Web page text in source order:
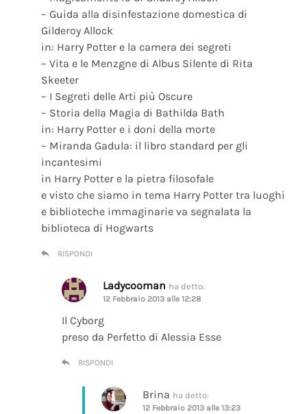
– Guida alla disinfestazione domestica di
Gilderoy Allock
in: Harry Potter e la camera dei segreti
– Vita e le Menzgne di Albus Silente di Rita
Skeeter
– I Segreti delle Arti più Oscure
– Storia della Magia di Bathilda Bath
in: Harry Potter e i doni della morte
– Miranda Gadula: il libro standard per gli
incantesimi
in Harry Potter e la pietra filosofale
e visto che siamo in tema Harry Potter tra luoghi
e biblioteche immaginarie va segnalata la
biblioteca di Hogwarts
RISPONDI
Ladycooman ha detto:
12 Febbraio 2013 alle 12:28
Il Cyborg
preso da Perfetto di Alessia Esse
RISPONDI
Brina ha detto:
12 Febbraio 2013 alle 13:23